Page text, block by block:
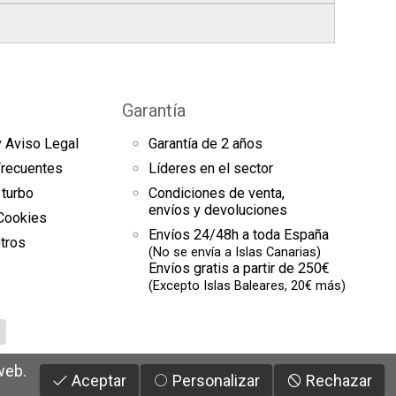
finales.
a continuación).
condiciones generales
del pedido para que puedas
Aviso Legal
Garantía
Garantía de 2 años
Líderes en el sector
Condiciones de venta,
envíos y devoluciones
Envíos 24/48h a toda España
(No se envía a Islas Canarias)
Envíos gratis a partir de 250€
(Excepto Islas Baleares, 20€ más)
Aceptar Personalizar Rechazar